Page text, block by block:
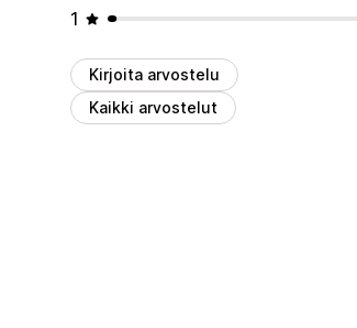
1
Kirjoita arvostelu
Kaikki arvostelut